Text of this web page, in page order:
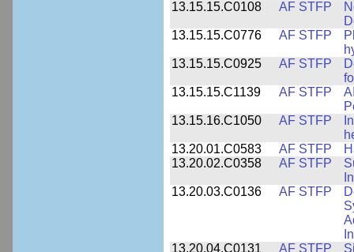
13.15.15.C0108
AF STFP
13.15.15.C0776
AF STFP
13.15.15.C0925
AF STFP
13.15.15.C1139
AF STFP
13.15.16.C1050
AF STFP
13.20.01.C0583
AF STFP
13.20.02.C0358
AF STFP
13.20.03.C0136
AF STFP
13.20.04.C0131
AF STFP